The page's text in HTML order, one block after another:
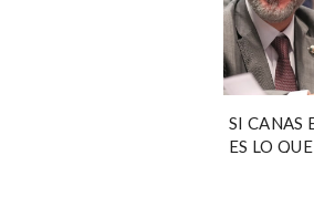
SI CANAS
ES LO